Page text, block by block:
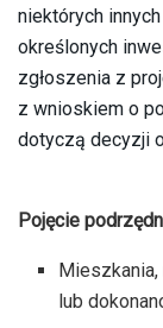
niektórych
określonych
zgłoszenia z
z wnioskiem o
dotyczą decyzji
Pojęcie
lub